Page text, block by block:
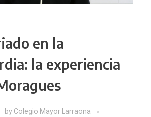
en la
la experiencia
by Colegio Mayor Larraona